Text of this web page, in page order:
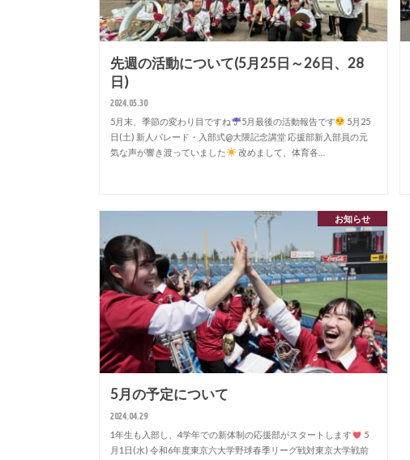
先週の活動について(5月25日～26日、28
日)
2024.05.30
5月末、季節の変わり目ですね
5月最後の活動報告です
5月25
日(土) 新人パレード・入部式@大隈記念講堂 応援部新入部員の元
気な声が響き渡っていました
改めまして、体育各…
お知らせ
5月の予定について
2024.04.29
1年生も入部し、4学年での新体制の応援部がスタートします
5
月1日(水) 令和6年度東京六大学野球春季リーグ戦対東京大学戦前